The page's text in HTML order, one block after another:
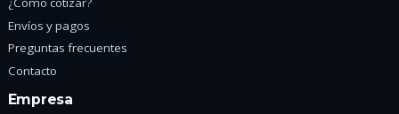
Envíos y pagos
Preguntas frecuentes
Contacto
Empresa